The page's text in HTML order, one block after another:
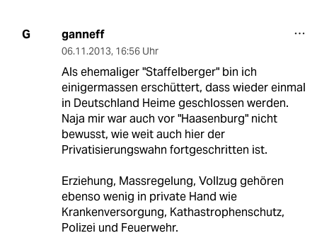
G ganneff
06.11.2013, 16:56 Uhr
Als ehemaliger "Staffelberger" bin ich
einigermassen erschüttert, dass wieder einmal
in Deutschland Heime geschlossen werden.
Naja mir war auch vor "Haasenburg" nicht
bewusst, wie weit auch hier der
Privatisierungswahn fortgeschritten ist.
Erziehung, Massregelung, Vollzug gehören
ebenso wenig in private Hand wie
Krankenversorgung, Kathastrophenschutz,
Polizei und Feuerwehr.